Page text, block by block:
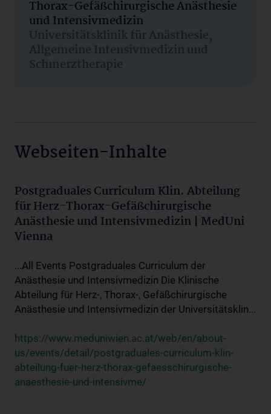
Thorax-Gefäßchirurgische Anästhesie
und Intensivmedizin
Universitätsklinik für Anästhesie,
Allgemeine Intensivmedizin und
Schmerztherapie
Webseiten-Inhalte
Postgraduales Curriculum Klin. Abteilung
für Herz-Thorax-Gefäßchirurgische
Anästhesie und Intensivmedizin | MedUni
Vienna
...All Events Postgraduales Curriculum der
Anästhesie und Intensivmedizin Die Klinische
Abteilung für Herz-, Thorax-, Gefäßchirurgische
Anästhesie und Intensivmedizin der Universitätsklin...
https://www.meduniwien.ac.at/web/en/about-
us/events/detail/postgraduales-curriculum-klin-
abteilung-fuer-herz-thorax-gefaesschirurgische-
anaesthesie-und-intensivme/